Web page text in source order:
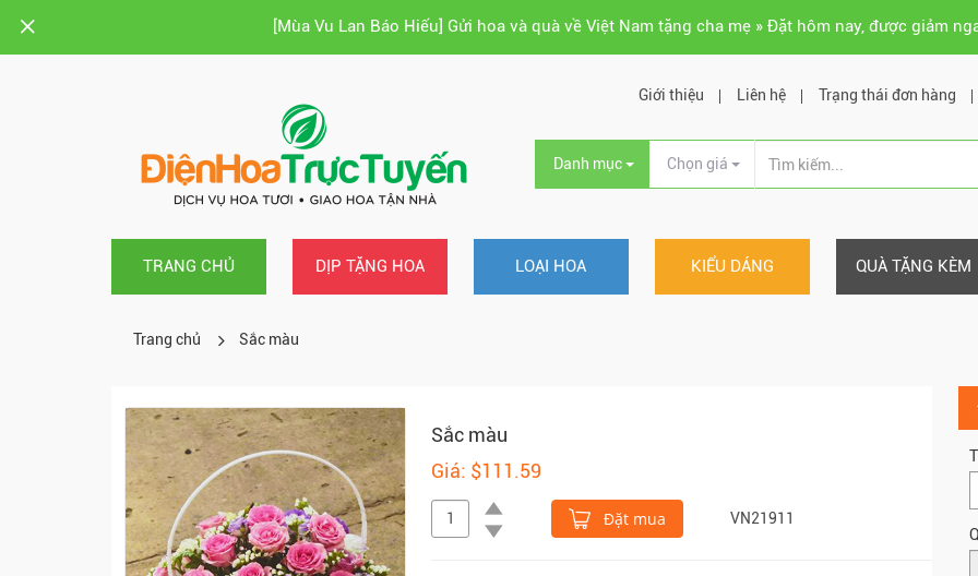
[Mùa Vu Lan Báo Hiếu] Gửi hoa và quà về Việt Nam tặng cha mẹ » Đặt hôm nay, được giảm
Giới thiệu Liên hệ Trạng thái đơn hàng
Danh mục Chọn giá
TRANG CHỦ DỊP TẶNG HOA LOẠI HOA KIỂU DÁNG QUÀ TẶNG KÈM
Trang chủ Sắc màu
Sắc màu
Giá: $111.59
Đặt mua VN21911